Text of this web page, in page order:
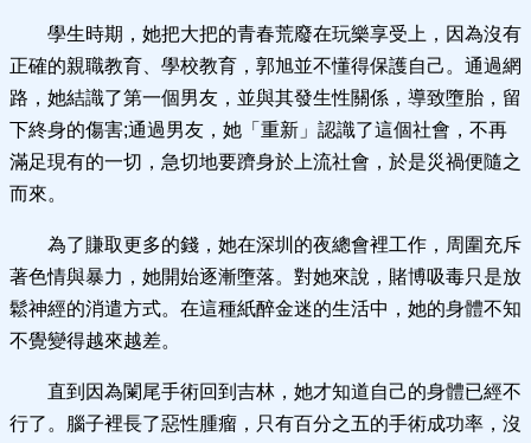
學生時期，她把大把的青春荒廢在玩樂享受上，因為沒有
正確的親職教育、學校教育，郭旭並不懂得保護自己。通過網
路，她結識了第一個男友，並與其發生性關係，導致墮胎，留
下終身的傷害;通過男友，她「重新」認識了這個社會，不再
滿足現有的一切，急切地要躋身於上流社會，於是災禍便隨之
而來。
為了賺取更多的錢，她在深圳的夜總會裡工作，周圍充斥
著色情與暴力，她開始逐漸墮落。對她來說，賭博吸毒只是放
鬆神經的消遣方式。在這種紙醉金迷的生活中，她的身體不知
不覺變得越來越差。
直到因為闌尾手術回到吉林，她才知道自己的身體已經不
行了。腦子裡長了惡性腫瘤，只有百分之五的手術成功率，沒